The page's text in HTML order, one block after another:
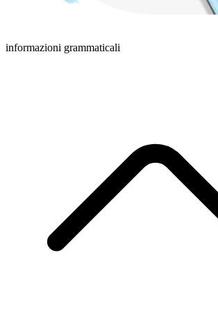
informazioni grammaticali